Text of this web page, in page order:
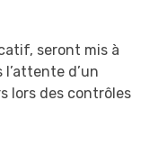
Cedex
seront mis à
d’un
lors des contrôles